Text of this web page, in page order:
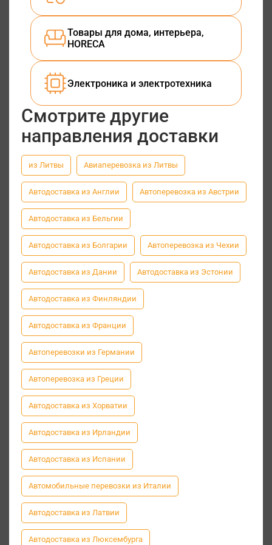
Товары для дома, интерьера,
HORECA
Электроника и электротехника
Смотрите другие
направления доставки
из Литвы Авиаперевозка из Литвы
Автодоставка из Англии Автоперевозка из Австрии
Автодоставка из Бельгии
Автодоставка из Болгарии Автоперевозка из Чехии
Автодоставка из Дании Автодоставка из Эстонии
Автодоставка из Финляндии
Автодоставка из Франции
Автоперевозки из Германии
Автоперевозка из Греции
Автодоставка из Хорватии
Автодоставка из Ирландии
Автодоставка из Испании
Автомобильные перевозки из Италии
Автодоставка из Латвии
Автодоставка из Люксембурга